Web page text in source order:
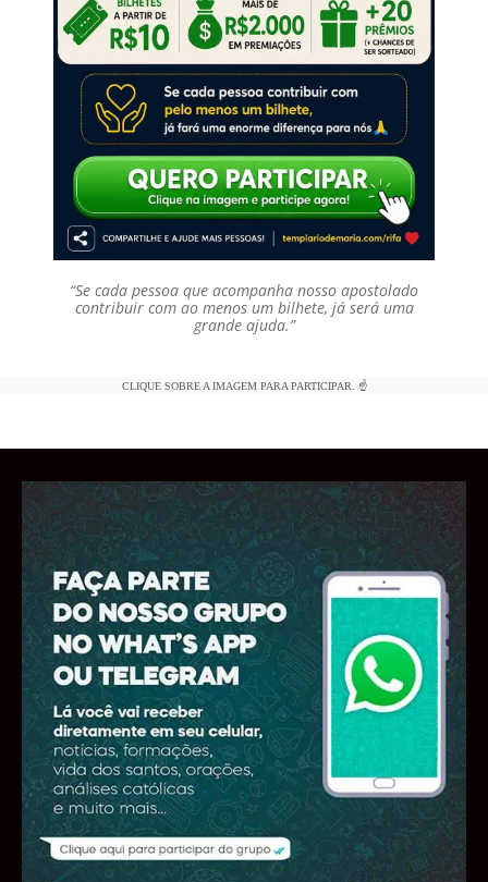
“Se cada pessoa que acompanha nosso apostolado
contribuir com ao menos um bilhete, já será uma
grande ajuda.”
CLIQUE SOBRE A IMAGEM PARA PARTICIPAR. ☝️